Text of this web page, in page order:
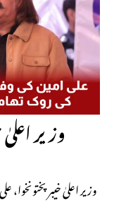
وزیر اعلیٰ
وزیر اعلیٰ خیبر